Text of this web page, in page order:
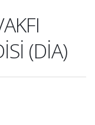
(DİA)